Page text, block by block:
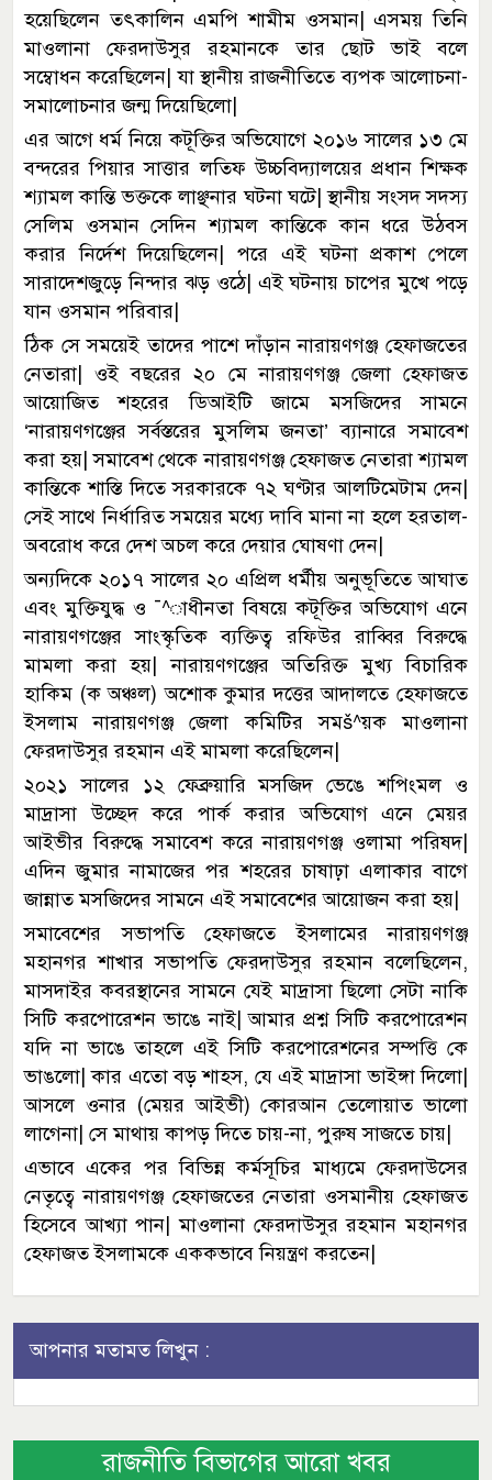
হয়েছিলেন তৎকালিন এমপি শামীম ওসমান| এসময় তিনি
মাওলানা ফেরদাউসুর রহমানকে তার ছোট ভাই বলে
সম্বোধন করেছিলেন| যা স্থানীয় রাজনীতিতে ব্যপক আলোচনা-
সমালোচনার জন্ম দিয়েছিলো|
এর আগে ধর্ম নিয়ে কটূক্তির অভিযোগে ২০১৬ সালের ১৩ মে
বন্দরের পিয়ার সাত্তার লতিফ উচ্চবিদ্যালয়ের প্রধান শিক্ষক
শ্যামল কান্তি ভক্তকে লাঞ্ছনার ঘটনা ঘটে| স্থানীয় সংসদ সদস্য
সেলিম ওসমান সেদিন শ্যামল কান্তিকে কান ধরে উঠবস
করার নির্দেশ দিয়েছিলেন| পরে এই ঘটনা প্রকাশ পেলে
সারাদেশজুড়ে নিন্দার ঝড় ওঠে| এই ঘটনায় চাপের মুখে পড়ে
যান ওসমান পরিবার|
ঠিক সে সময়েই তাদের পাশে দাঁড়ান নারায়ণগঞ্জ হেফাজতের
নেতারা| ওই বছরের ২০ মে নারায়ণগঞ্জ জেলা হেফাজত
আয়োজিত শহরের ডিআইটি জামে মসজিদের সামনে
‘নারায়ণগঞ্জের সর্বস্তরের মুসলিম জনতা’ ব্যানারে সমাবেশ
করা হয়| সমাবেশ থেকে নারায়ণগঞ্জ হেফাজত নেতারা শ্যামল
কান্তিকে শাস্তি দিতে সরকারকে ৭২ ঘণ্টার আলটিমেটাম দেন|
সেই সাথে নির্ধারিত সময়ের মধ্যে দাবি মানা না হলে হরতাল-
অবরোধ করে দেশ অচল করে দেয়ার ঘোষণা দেন|
অন্যদিকে ২০১৭ সালের ২০ এপ্রিল ধর্মীয় অনুভূতিতে আঘাত
এবং মুক্তিযুদ্ধ ও ¯^াধীনতা বিষয়ে কটূক্তির অভিযোগ এনে
নারায়ণগঞ্জের সাংস্কৃতিক ব্যক্তিত্ব রফিউর রাব্বির বিরুদ্ধে
মামলা করা হয়| নারায়ণগঞ্জের অতিরিক্ত মুখ্য বিচারিক
হাকিম (ক অঞ্চল) অশোক কুমার দত্তের আদালতে হেফাজতে
ইসলাম নারায়ণগঞ্জ জেলা কমিটির সমš^য়ক মাওলানা
ফেরদাউসুর রহমান এই মামলা করেছিলেন|
২০২১ সালের ১২ ফেব্রুয়ারি মসজিদ ভেঙে শপিংমল ও
মাদ্রাসা উচ্ছেদ করে পার্ক করার অভিযোগ এনে মেয়র
আইভীর বিরুদ্ধে সমাবেশ করে নারায়ণগঞ্জ ওলামা পরিষদ|
এদিন জুমার নামাজের পর শহরের চাষাঢ়া এলাকার বাগে
জান্নাত মসজিদের সামনে এই সমাবেশের আয়োজন করা হয়|
সমাবেশের সভাপতি হেফাজতে ইসলামের নারায়ণগঞ্জ
মহানগর শাখার সভাপতি ফেরদাউসুর রহমান বলেছিলেন,
মাসদাইর কবরস্থানের সামনে যেই মাদ্রাসা ছিলো সেটা নাকি
সিটি করপোরেশন ভাঙে নাই| আমার প্রশ্ন সিটি করপোরেশন
যদি না ভাঙে তাহলে এই সিটি করপোরেশনের সম্পত্তি কে
ভাঙলো| কার এতো বড় শাহস, যে এই মাদ্রাসা ভাইঙ্গা দিলো|
আসলে ওনার (মেয়র আইভী) কোরআন তেলোয়াত ভালো
লাগেনা| সে মাথায় কাপড় দিতে চায়-না, পুরুষ সাজতে চায়|
এভাবে একের পর বিভিন্ন কর্মসূচির মাধ্যমে ফেরদাউসের
নেতৃত্বে নারায়ণগঞ্জ হেফাজতের নেতারা ওসমানীয় হেফাজত
হিসেবে আখ্যা পান| মাওলানা ফেরদাউসুর রহমান মহানগর
হেফাজত ইসলামকে এককভাবে নিয়ন্ত্রণ করতেন|
আপনার মতামত লিখুন :
রাজনীতি বিভাগের আরো খবর